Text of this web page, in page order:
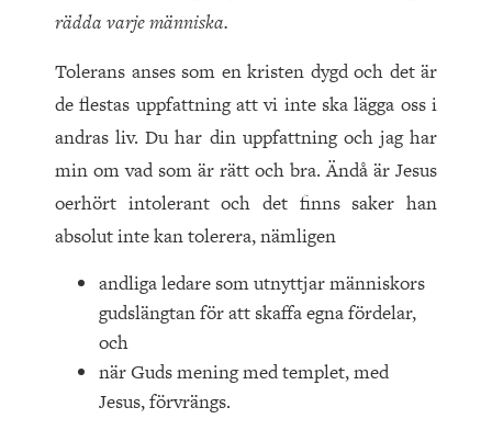
rädda varje människa.
Tolerans anses som en kristen dygd och det är
de flestas uppfattning att vi inte ska lägga oss i
andras liv. Du har din uppfattning och jag har
min om vad som är rätt och bra. Ändå är Jesus
oerhört intolerant och det finns saker han
absolut inte kan tolerera, nämligen
andliga ledare som utnyttjar människors
gudslängtan för att skaffa egna fördelar,
och
när Guds mening med templet, med
Jesus, förvrängs.